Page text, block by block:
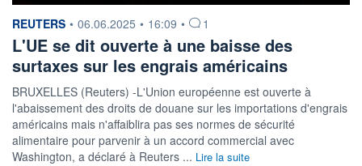
information fournie par
REUTERS • 06.06.2025 • 16:09 • 1
L'UE se dit ouverte à une baisse des
surtaxes sur les engrais américains
BRUXELLES (Reuters) -L'Union européenne est ouverte à
l'abaissement des droits de douane sur les importations d'engrais
américains mais n'affaiblira pas ses normes de sécurité
alimentaire pour parvenir à un accord commercial avec
Washington, a déclaré à Reuters ... Lire la suite